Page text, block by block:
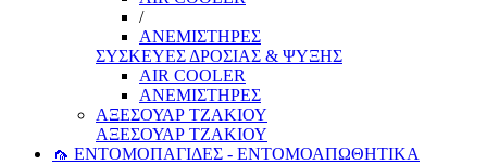
/
ΑΝΕΜΙΣΤΗΡΕΣ
ΣΥΣΚΕΥΕΣ ΔΡΟΣΙΑΣ & ΨΥΞΗΣ
AIR COOLER
ΑΝΕΜΙΣΤΗΡΕΣ
ΑΞΕΣΟΥΑΡ ΤΖΑΚΙΟΥ
ΑΞΕΣΟΥΑΡ ΤΖΑΚΙΟΥ
🦟 ΕΝΤΟΜΟΠΑΓΙΔΕΣ - ΕΝΤΟΜΟΑΠΩΘΗΤΙΚΑ